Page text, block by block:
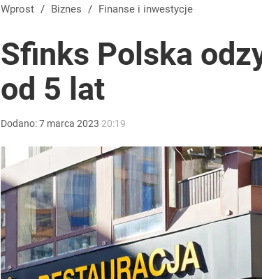
Wprost / Biznes / Finanse i inwestycje
Sfinks Polska
od 5 lat
Dodano:7 marca 2023 20:19